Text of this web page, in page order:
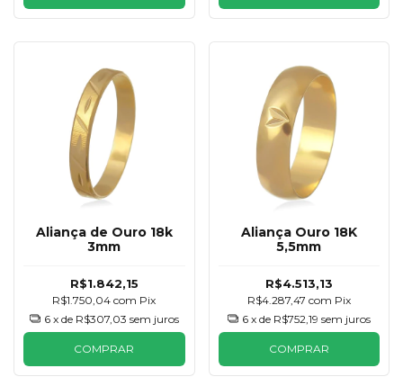
Aliança de Ouro 18k
3mm
R$1.842,15
R$1.750,04com Pix
6 x de R$307,03 sem juros
COMPRAR
Aliança Ouro 18K
5,5mm
R$4.513,13
R$4.287,47 com Pix
6 x de R$752,19 sem juros
COMPRAR